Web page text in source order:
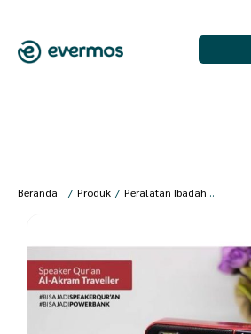
Beranda / Produk / Peralatan Ibadah /